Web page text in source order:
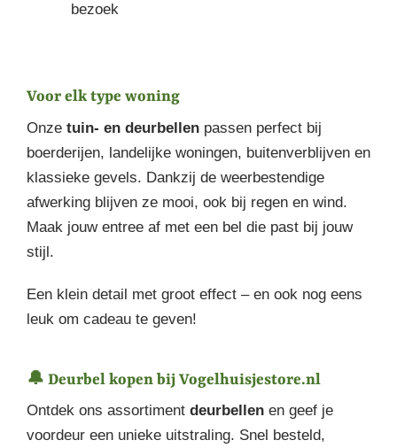
bezoek
Voor elk type woning
Onze tuin- en deurbellen passen perfect bij
boerderijen, landelijke woningen, buitenverblijven en
klassieke gevels. Dankzij de weerbestendige
afwerking blijven ze mooi, ook bij regen en wind.
Maak jouw entree af met een bel die past bij jouw
stijl.
Een klein detail met groot effect – en ook nog eens
leuk om cadeau te geven!
🔔 Deurbel kopen bij Vogelhuisjestore.nl
Ontdek ons assortiment deurbellen en geef je
voordeur een unieke uitstraling. Snel besteld,